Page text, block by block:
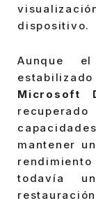
dispositivo.
Aunque
Microsoft
mantener
todavía